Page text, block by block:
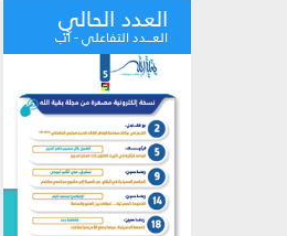
العدد الحالي
العـــدد التفاعلي - آب